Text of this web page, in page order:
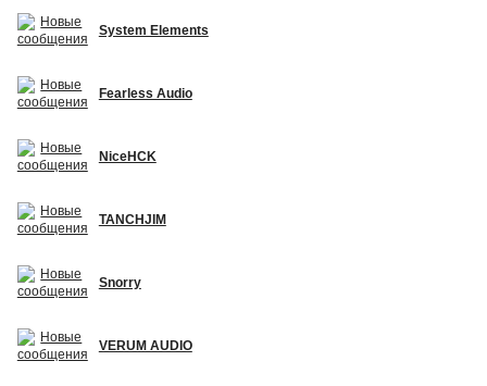
System Elements
Fearless Audio
NiceHCK
TANCHJIM
Snorry
VERUM AUDIO